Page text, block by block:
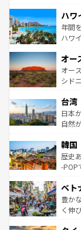
ば市内
着の
のよ
ンメ
西部
部の
文化
しみ
ならでは
情報
ハワ
年間
ハワ
ワイ
島だ
おす
れる
人々
ク、
ワイを、
はコ
オー
オー
シド
リア
ク）
ど、
いる
ビン
い。
参照
台湾
日本
自然
ン）
と山
驚き
容に
照し
韓国
歴史
-POP
き、
でき
まで
ベト
豊か
く伸